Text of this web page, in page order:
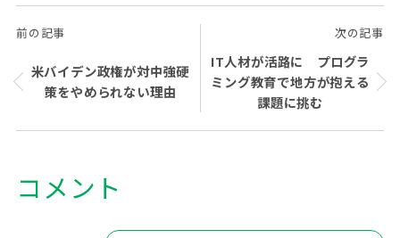
前の記事
米バイデン政権が対中強硬
策をやめられない理由
次の記事
IT人材が活路に プログラ
ミング教育で地方が抱える
課題に挑む